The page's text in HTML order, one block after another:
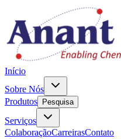
Início
Sobre Nós
Produtos
Pesquisa
Serviços
ColaboraçãoCarreirasContato